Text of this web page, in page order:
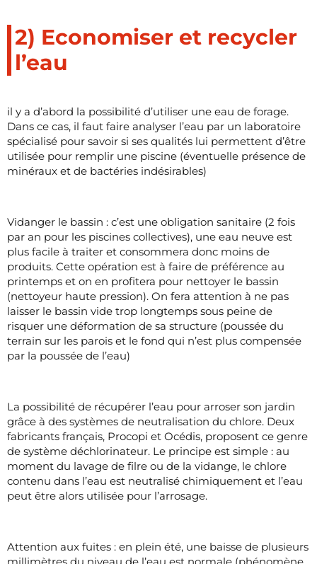
2) Economiser et recycler
l’eau
il y a d’abord la possibilité d’utiliser une eau de forage.
Dans ce cas, il faut faire analyser l’eau par un laboratoire
spécialisé pour savoir si ses qualités lui permettent d’être
utilisée pour remplir une piscine (éventuelle présence de
minéraux et de bactéries indésirables)
Vidanger le bassin : c’est une obligation sanitaire (2 fois
par an pour les piscines collectives), une eau neuve est
plus facile à traiter et consommera donc moins de
produits. Cette opération est à faire de préférence au
printemps et on en profitera pour nettoyer le bassin
(nettoyeur haute pression). On fera attention à ne pas
laisser le bassin vide trop longtemps sous peine de
risquer une déformation de sa structure (poussée du
terrain sur les parois et le fond qui n’est plus compensée
par la poussée de l’eau)
La possibilité de récupérer l’eau pour arroser son jardin
grâce à des systèmes de neutralisation du chlore. Deux
fabricants français, Procopi et Océdis, proposent ce genre
de système déchlorinateur. Le principe est simple : au
moment du lavage de filre ou de la vidange, le chlore
contenu dans l’eau est neutralisé chimiquement et l’eau
peut être alors utilisée pour l’arrosage.
Attention aux fuites : en plein été, une baisse de plusieurs